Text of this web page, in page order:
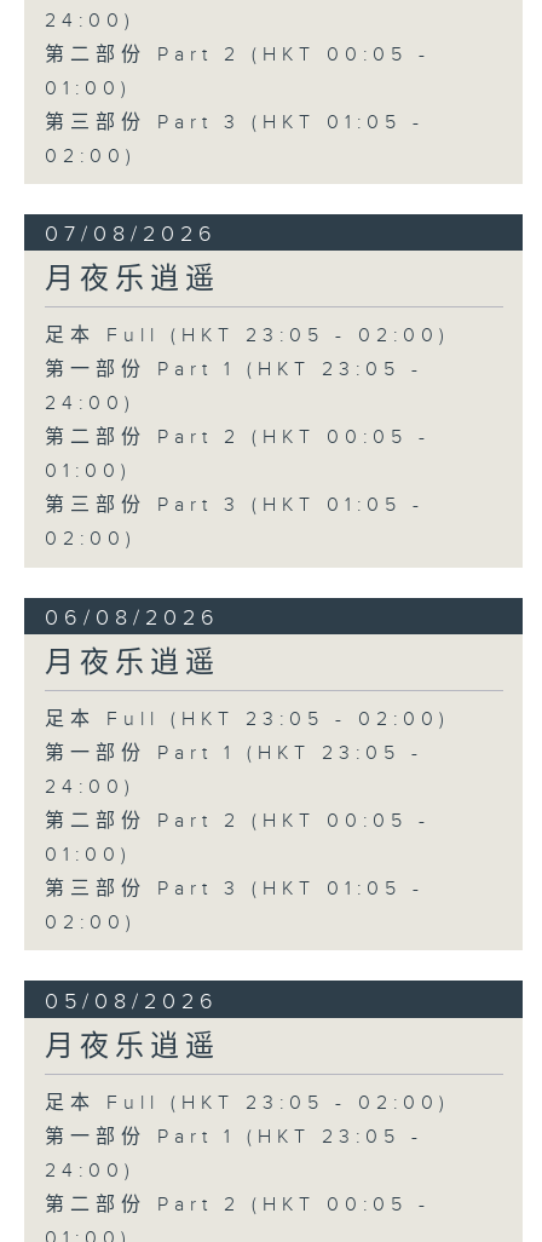
24:00)
第二部份 Part 2 (HKT 00:05 -
01:00)
第三部份 Part 3 (HKT 01:05 -
02:00)
07/08/2026
月夜乐逍遥
足本 Full (HKT 23:05 - 02:00)
第一部份 Part 1 (HKT 23:05 -
24:00)
第二部份 Part 2 (HKT 00:05 -
01:00)
第三部份 Part 3 (HKT 01:05 -
02:00)
06/08/2026
月夜乐逍遥
足本 Full (HKT 23:05 - 02:00)
第一部份 Part 1 (HKT 23:05 -
24:00)
第二部份 Part 2 (HKT 00:05 -
01:00)
第三部份 Part 3 (HKT 01:05 -
02:00)
05/08/2026
月夜乐逍遥
足本 Full (HKT 23:05 - 02:00)
第一部份 Part 1 (HKT 23:05 -
24:00)
第二部份 Part 2 (HKT 00:05 -